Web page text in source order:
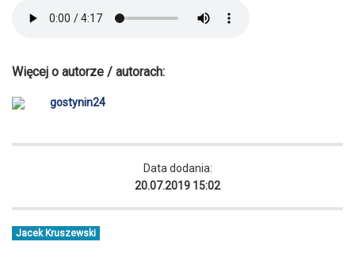
Więcej o autorze / autorach:
gostynin24
Data dodania:
20.07.2019 15:02
Jacek Kruszewski